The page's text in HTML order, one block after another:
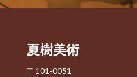
夏樹美術
〒101-0051